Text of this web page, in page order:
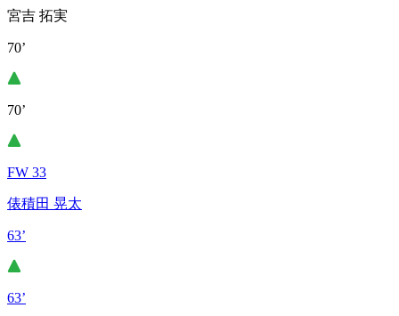
宮吉 拓実
70’
70’
FW 33
俵積田 晃太
63’
63’